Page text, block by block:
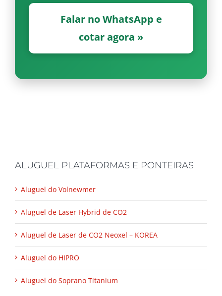
Falar no WhatsApp e
cotar agora »
ALUGUEL PLATAFORMAS E PONTEIRAS
Aluguel do Volnewmer
Aluguel de Laser Hybrid de CO2
Aluguel de Laser de CO2 Neoxel – KOREA
Aluguel do HIPRO
Aluguel do Soprano Titanium